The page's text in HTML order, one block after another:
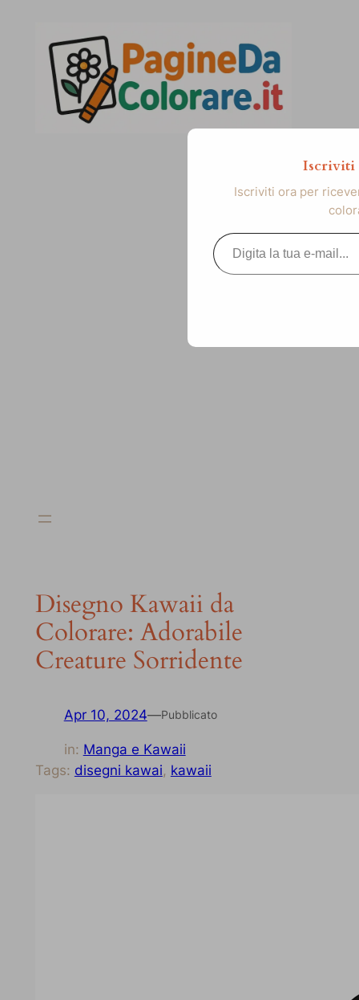
contenuto
Disegno Kawaii da
Colorare: Adorabile
Creature Sorridente
Apr 10, 2024—Pubblicato
in: Manga e Kawaii
Tags: disegni kawai, kawaii
Iscriviti
Iscriviti ora per
Digita la tua e-mail...